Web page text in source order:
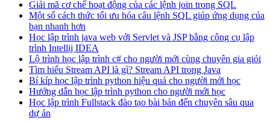
Giải mã cơ chế hoạt động của các lệnh join trong SQL
Một số cách thức tối ưu hóa câu lệnh SQL giúp ứng dụng của
bạn nhanh hơn
Học lập trình java web với Servlet và JSP bằng công cụ lập
trình Intellij IDEA
Lộ trình học lập trình c# cho người mới cùng chuyên gia giỏi
Tìm hiểu Stream API là gì? Stream API trong Java
Bí kíp học lập trình python hiệu quả cho người mới học
Hướng dẫn học lập trình python cho người mới học
Học lập trình Fullstack đào tạo bài bản đến chuyên sâu qua
dự án